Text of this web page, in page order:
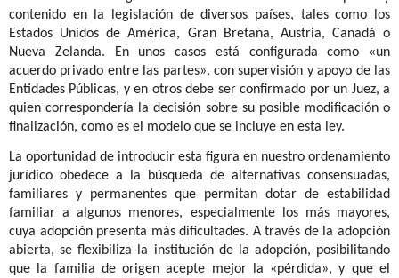
contenido en la legislación de diversos países, tales como los
Estados Unidos de América, Gran Bretaña, Austria, Canadá o
Nueva Zelanda. En unos casos está configurada como «un
acuerdo privado entre las partes», con supervisión y apoyo de las
Entidades Públicas, y en otros debe ser confirmado por un Juez, a
quien correspondería la decisión sobre su posible modificación o
finalización, como es el modelo que se incluye en esta ley.
La oportunidad de introducir esta figura en nuestro ordenamiento
jurídico obedece a la búsqueda de alternativas consensuadas,
familiares y permanentes que permitan dotar de estabilidad
familiar a algunos menores, especialmente los más mayores,
cuya adopción presenta más dificultades. A través de la adopción
abierta, se flexibiliza la institución de la adopción, posibilitando
que la familia de origen acepte mejor la «pérdida», y que el